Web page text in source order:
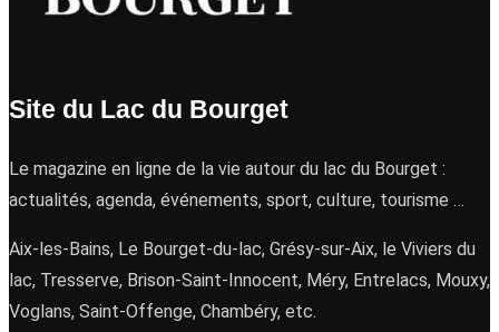
Site du Lac du Bourget
Le magazine en ligne de la vie autour du lac du Bourget :
actualités, agenda, événements, sport, culture, tourisme …
Aix-les-Bains, Le Bourget-du-lac, Grésy-sur-Aix, le Viviers du
lac, Tresserve, Brison-Saint-Innocent, Méry, Entrelacs, Mouxy,
Voglans, Saint-Offenge, Chambéry, etc.